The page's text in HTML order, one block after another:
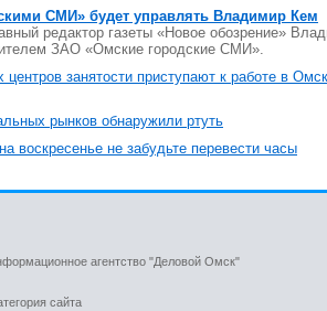
СМИ» будет управлять Владимир Кем
редактор газеты «Новое обозрение»
ЗАО «Омские городские СМИ».
занятости приступают к работе в
рынков обнаружили ртуть
воскресенье не забудьте перевести часы
агентство "Деловой Омск"
сайта